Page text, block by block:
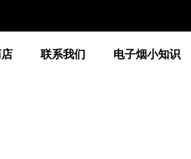
联系我们 电子烟小知识